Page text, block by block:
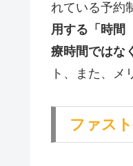
れている予約
用する「時間
療時間ではな
ト、また、メ
ファス